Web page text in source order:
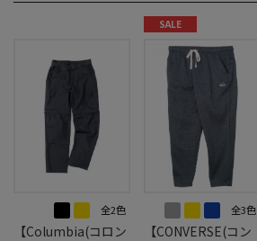
全2色
【Columbia(コロン
SALE
全3色
【CONVERSE(コン